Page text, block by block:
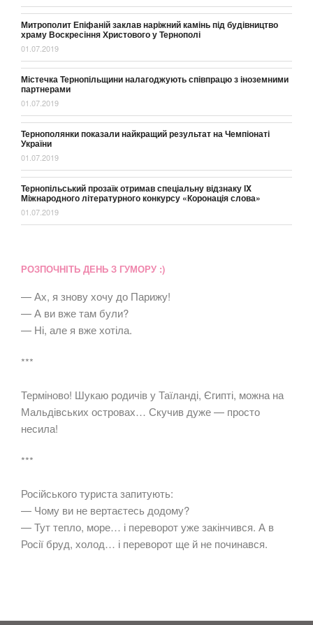
Митрополит Епіфаній заклав наріжний камінь під будівництво
храму Воскресіння Христового у Тернополі
01.07.2019
Містечка Тернопільщини налагоджують співпрацю з іноземними
партнерами
01.07.2019
Тернополянки показали найкращий результат на Чемпіонаті
України
01.07.2019
Тернопільський прозаїк отримав спеціальну відзнаку ІX
Міжнародного літературного конкурсу «Коронація слова»
01.07.2019
РОЗПОЧНІТЬ ДЕНЬ З ГУМОРУ :)
— Ах, я знову хочу до Парижу!
— А ви вже там були?
— Ні, але я вже хотіла.
***
Терміново! Шукаю родичів у Таїланді, Єгипті, можна на
Мальдівських островах… Скучив дуже — просто
несила!
***
Російського туриста запитують:
— Чому ви не вертаєтесь додому?
— Тут тепло, море… і переворот уже закінчився. А в
Росії бруд, холод… і переворот ще й не починався.